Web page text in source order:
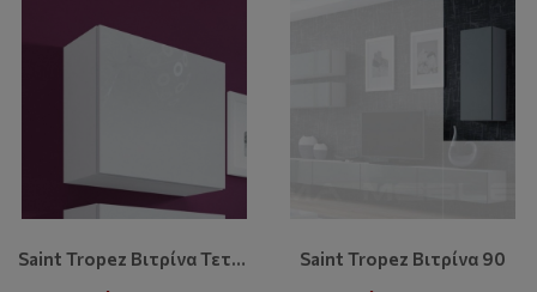
Saint Tropez Βιτρίνα Τετράγωνη Saint Tropez Βιτρίνα 90